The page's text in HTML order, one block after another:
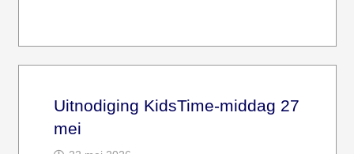
Uitnodiging KidsTime-middag 27
mei